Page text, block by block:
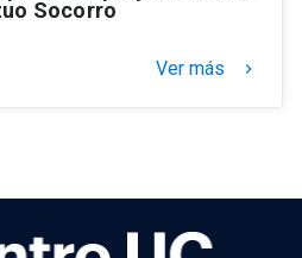
Socorro
Ver más keyboard_arrow_right